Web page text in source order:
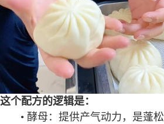
这个配方的逻辑是：
• 酵母：提供产气动力，是蓬